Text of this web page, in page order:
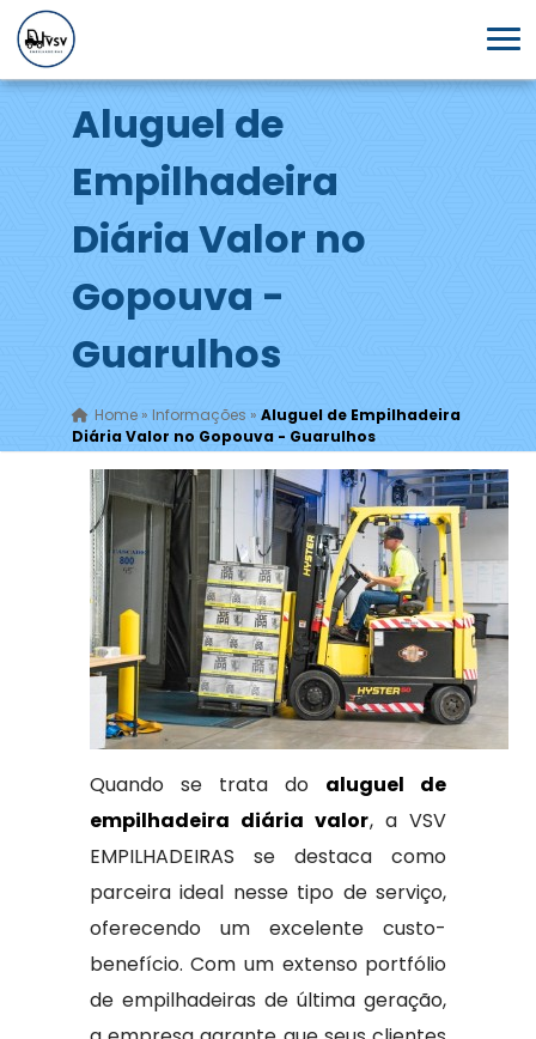
Aluguel de
Empilhadeira
Diária Valor no
Gopouva -
Guarulhos
Home» Informações » Aluguel de Empilhadeira
Diária Valor no Gopouva - Guarulhos
Quando se trata do aluguel de
empilhadeira diária valor, a VSV
EMPILHADEIRAS se destaca como
parceira ideal nesse tipo de serviço,
oferecendo um excelente custo-
benefício. Com um extenso portfólio
de empilhadeiras de última geração,